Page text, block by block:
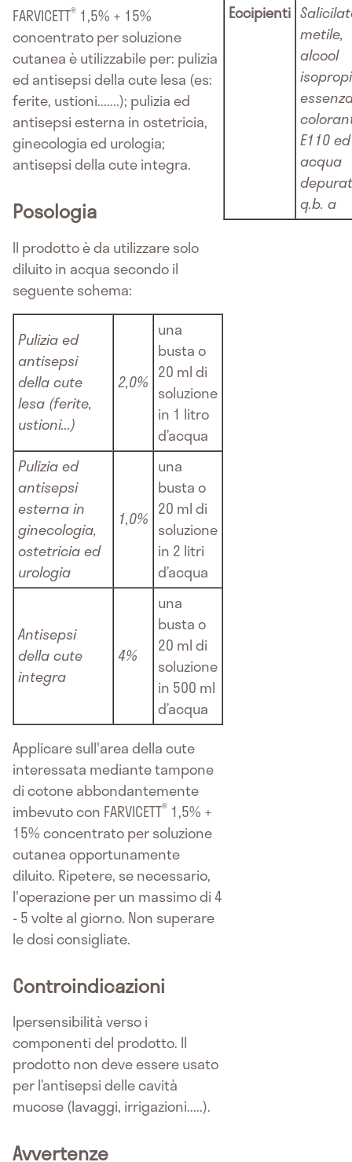
FARVICETT® 1,5% + 15%
concentrato per soluzione
cutanea è utilizzabile per: pulizia
ed antisepsi della cute lesa (es:
ferite, ustioni.......); pulizia ed
antisepsi esterna in ostetricia,
ginecologia ed urologia;
antisepsi della cute integra.
Posologia
Il prodotto è da utilizzare solo
diluito in acqua secondo il
seguente schema:
Pulizia ed
antisepsi
della cute
lesa (ferite,
ustioni...)
2,0%
una
busta o
20 ml di
soluzione
in 1 litro
d’acqua
Pulizia ed
antisepsi
esterna in
ginecologia,
ostetricia ed
urologia
1,0%
una
busta o
20 ml di
soluzione
in 2 litri
d’acqua
Antisepsi
della cute
integra
4%
una
busta o
20 ml di
soluzione
in 500 ml
d’acqua
Applicare sull'area della cute
interessata mediante tampone
di cotone abbondantemente
imbevuto con FARVICETT® 1,5% +
15% concentrato per soluzione
cutanea opportunamente
diluito. Ripetere, se necessario,
l'operazione per un massimo di 4
- 5 volte al giorno. Non superare
le dosi consigliate.
Controindicazioni
Ipersensibilità verso i
componenti del prodotto. Il
prodotto non deve essere usato
per l’antisepsi delle cavità
mucose (lavaggi, irrigazioni.....).
Avvertenze
Eccipienti
metile,
alcool
E110 ed
acqua
q.b. a